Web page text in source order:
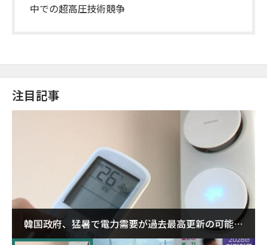
中での超高圧技術競争
注目記事
韓国政府、猛暑で電力需要が過去最高更新の可能性